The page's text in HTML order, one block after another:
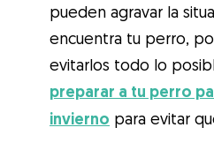
pueden agravar la
encuentra tu perro,
evitarlos todo lo
preparar a tu perro
invierno para evitar